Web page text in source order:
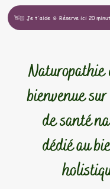
👋🏻 Je t'aide ☺️ Réserve ici 20
Naturopathie
bienvenue
de santé
dédié au